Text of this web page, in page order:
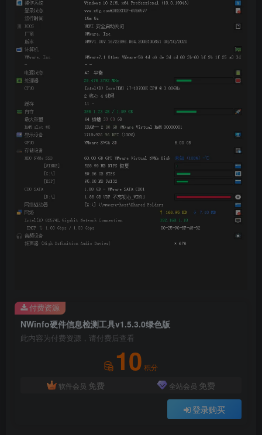
NWinfo硬件信息检测工具v1.5.3.0绿色版
此内容为付费资源，请付费后查看
10 积分
软件会员 免费 全站会员 免费
登录购买
付费资源